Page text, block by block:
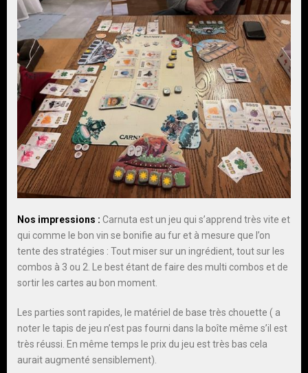
Nos impressions : Carnuta est un jeu qui s’apprend très vite et
qui comme le bon vin se bonifie au fur et à mesure que l’on
tente des stratégies : Tout miser sur un ingrédient, tout sur les
combos à 3 ou 2. Le best étant de faire des multi combos et de
sortir les cartes au bon moment.
Les parties sont rapides, le matériel de base très chouette ( a
noter le tapis de jeu n’est pas fourni dans la boîte même s’il est
très réussi. En même temps le prix du jeu est très bas cela
aurait augmenté sensiblement).